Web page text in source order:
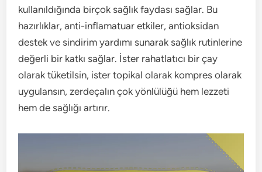
kullanıldığında birçok sağlık faydası sağlar. Bu
hazırlıklar, anti-inflamatuar etkiler, antioksidan
destek ve sindirim yardımı sunarak sağlık rutinlerine
değerli bir katkı sağlar. İster rahatlatıcı bir çay
olarak tüketilsin, ister topikal olarak kompres olarak
uygulansın, zerdeçalın çok yönlülüğü hem lezzeti
hem de sağlığı artırır.